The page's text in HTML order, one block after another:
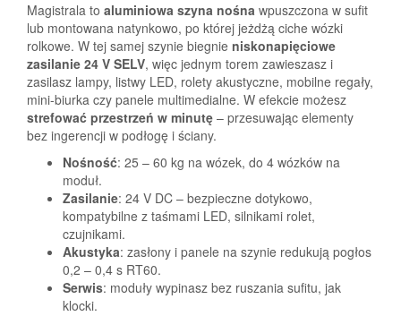
Magistrala to aluminiowa szyna nośna wpuszczona w sufit
lub montowana natynkowo, po której jeżdżą ciche wózki
rolkowe. W tej samej szynie biegnie niskonapięciowe
zasilanie 24 V SELV, więc jednym torem zawieszasz i
zasilasz lampy, listwy LED, rolety akustyczne, mobilne regały,
mini-biurka czy panele multimedialne. W efekcie możesz
strefować przestrzeń w minutę – przesuwając elementy
bez ingerencji w podłogę i ściany.
Nośność: 25 – 60 kg na wózek, do 4 wózków na
moduł.
Zasilanie: 24 V DC – bezpieczne dotykowo,
kompatybilne z taśmami LED, silnikami rolet,
czujnikami.
Akustyka: zasłony i panele na szynie redukują pogłos
0,2 – 0,4 s RT60.
Serwis: moduły wypinasz bez ruszania sufitu, jak
klocki.